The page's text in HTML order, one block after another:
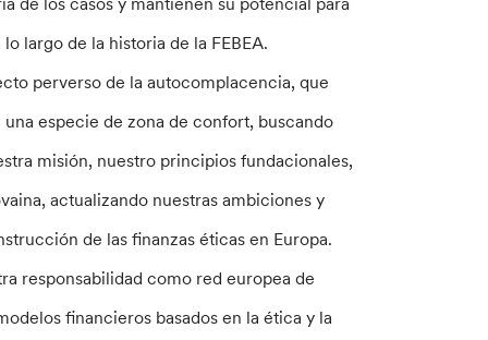
largo de la historia de la FEBEA.
perverso de la autocomplacencia, que
especie de zona de confort, buscando
misión, nuestro principios fundacionales,
actualizando nuestras ambiciones y
de las finanzas éticas en Europa.
responsabilidad como red europea de
financieros basados en la ética y la